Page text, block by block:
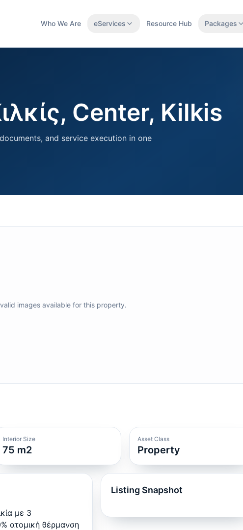
Who We Are eServices Resource Hub Packages
Center, Kilkis
and service execution in one
images available for this property.
Interior Size
75 m2
Asset Class
Property
με 3
ατομική θέρμανση
Listing Snapshot